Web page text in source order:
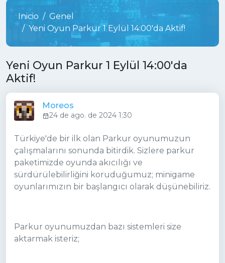
Inicio
Genel
Yeni Oyun Parkur 1 Eylül 14:00'da Aktif!
Yeni Oyun Parkur 1 Eylül 14:00'da
Aktif!
Moreos
24 de ago. de 2024 1:30
Türkiye'de bir ilk olan Parkur oyunumuzun
çalışmalarını sonunda bitirdik. Sizlere parkur
paketimizde oyunda akıcılığı ve
sürdürülebilirliğini koruduğumuz; minigame
oyunlarımızın bir başlangıcı olarak düşünebiliriz.
Parkur oyunumuzdan bazı sistemleri size
aktarmak isteriz;